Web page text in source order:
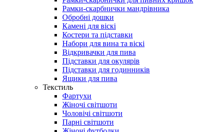
Рамки-скарбнички мандрівника
Обробні дошки
Камені для віскі
Костери та підставки
Набори для вина та віскі
Відкривачки для пива
Підставки для окулярів
Підставки для годинників
Ящики для пива
Текстиль
Фартухи
Жіночі світшоти
Чоловічі світшоти
Парні світшоти